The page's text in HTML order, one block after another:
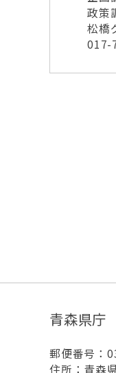
政策
松橋
017-
青森県庁
郵便番号：
住所：青森